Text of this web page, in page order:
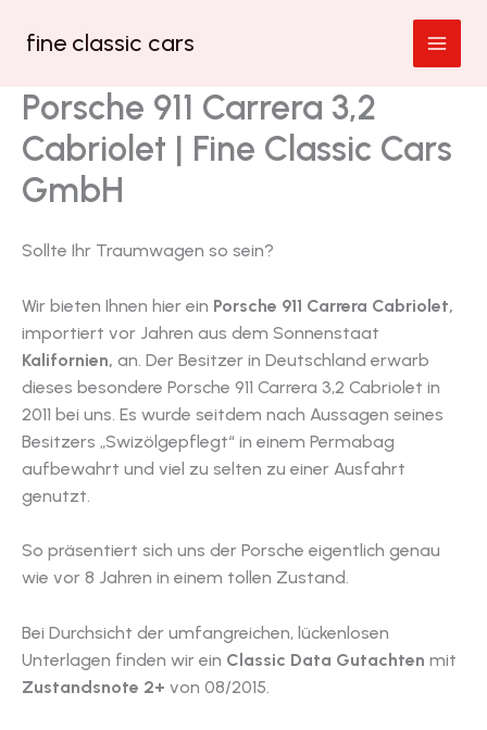
Inhaltfine classic cars
Porsche 911 Carrera 3,2
Cabriolet | Fine Classic Cars
GmbH
Sollte Ihr Traumwagen so sein?
Wir bieten Ihnen hier ein Porsche 911 Carrera Cabriolet,
importiert vor Jahren aus dem Sonnenstaat
Kalifornien, an. Der Besitzer in Deutschland erwarb
dieses besondere Porsche 911 Carrera 3,2 Cabriolet in
2011 bei uns. Es wurde seitdem nach Aussagen seines
Besitzers „Swizölgepflegt“ in einem Permabag
aufbewahrt und viel zu selten zu einer Ausfahrt
genutzt.
So präsentiert sich uns der Porsche eigentlich genau
wie vor 8 Jahren in einem tollen Zustand.
Bei Durchsicht der umfangreichen, lückenlosen
Unterlagen finden wir ein Classic Data Gutachten mit
Zustandsnote 2+ von 08/2015.